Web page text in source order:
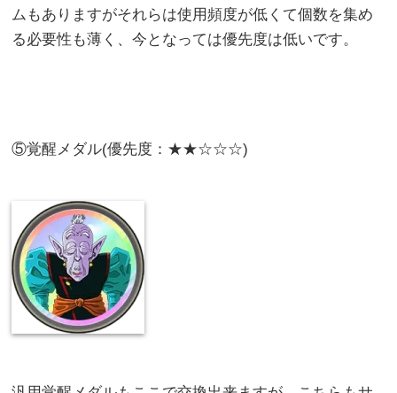
ムもありますがそれらは使用頻度が低くて個数を集め
る必要性も薄く、今となっては優先度は低いです。
⑤覚醒メダル(優先度：★★☆☆☆)